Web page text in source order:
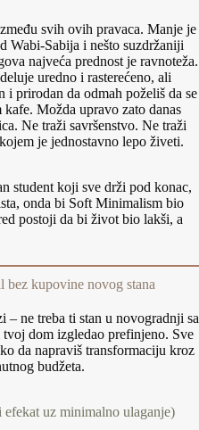
svih ovih pravaca. Manje je
Wabi-Sabija i nešto suzdržaniji
najveća prednost je ravnoteža.
uredno i rasterećeno, ali
i prirodan da odmah poželiš da se
Možda upravo zato danas
Ne traži savršenstvo. Ne traži
je jednostavno lepo živeti.
student koji sve drži pod konac,
onda bi Soft Minimalism bio
postoji da bi život bio lakši, a
kupovine novog stana
– ne treba ti stan u novogradnji sa
dom izgledao prefinjeno. Sve
da napraviš transformaciju kroz
budžeta.
uz minimalno ulaganje)